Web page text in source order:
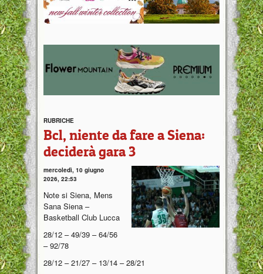
RUBRICHE
Bcl, niente da fare a Siena:
deciderà gara 3
mercoledì, 10 giugno
2026, 22:53
Note si Siena, Mens
Sana Siena –
Basketball Club Lucca
28/12 – 49/39 – 64/56
– 92/78
28/12 – 21/27 – 13/14 – 28/21